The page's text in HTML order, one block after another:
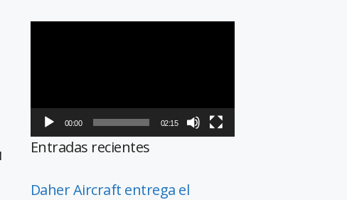
00:00 02:15
Entradas recientes
Daher Aircraft entrega el